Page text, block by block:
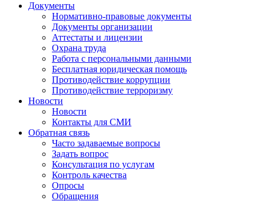
Документы
Нормативно-правовые документы
Документы организации
Аттестаты и лицензии
Охрана труда
Работа с персональными данными
Бесплатная юридическая помощь
Противодействие коррупции
Противодействие терроризму
Новости
Новости
Контакты для СМИ
Обратная связь
Часто задаваемые вопросы
Задать вопрос
Консультация по услугам
Контроль качества
Опросы
Обращения